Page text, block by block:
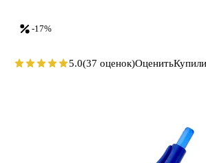
-17%
5.0(37 оценок)Оценить